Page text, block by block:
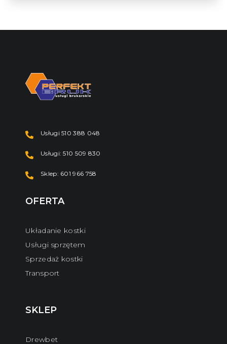
Usługi 510 388 048
Usługi: 510 509 830
Sklep: 601 966 758
OFERTA
Układanie kostki
Usługi sprzętem
Sprzedaż kostki
Transport
SKLEP
Drewbet